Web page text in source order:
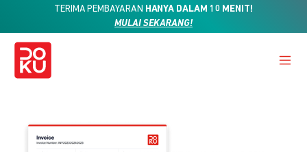
TERIMA PEMBAYARAN HANYA DALAM 10 MENIT!
MULAI SEKARANG!